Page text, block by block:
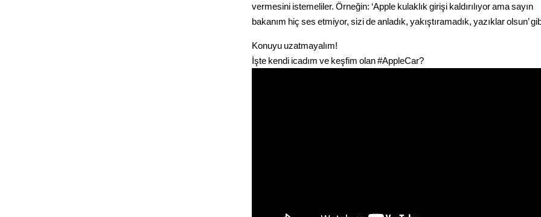
vermesini istemeliler. Örneğin: ‘Apple kulaklık girişi kaldırılıyor ama sayın
bakanım hiç ses etmiyor, sizi de anladık, yakıştıramadık, yazıklar olsun’
Konuyu uzatmayalım!
İşte kendi icadım ve keşfim olan ‪#‎AppleCar‬?